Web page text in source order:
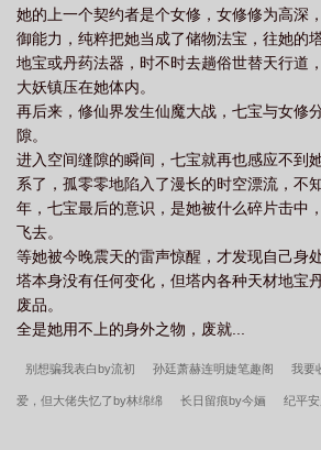
她的上一个契约者是个女修，女修修为高深
御能力，纯粹把她当成了储物法宝，往她的
地宝或丹药法器，时不时去趟俗世替天行道
大妖镇压在她体内。
再后来，修仙界发生仙魔大战，七宝与女修
隙。
进入空间缝隙的瞬间，七宝就再也感应不到
系了，孤零零地陷入了漫长的时空漂流，不
年，七宝最后的意识，是她被什么碎片击中
飞去。
等她被今晚震天的雷声惊醒，才发现自己身
塔本身没有任何变化，但塔内各种天材地宝
废品。
全是她用不上的身外之物，废就...
别想骗我表白by流初 孙廷萧赫连明婕笔趣阁 我要
爱，但大佬失忆了by林绵绵 长日留痕by今婳 纪平